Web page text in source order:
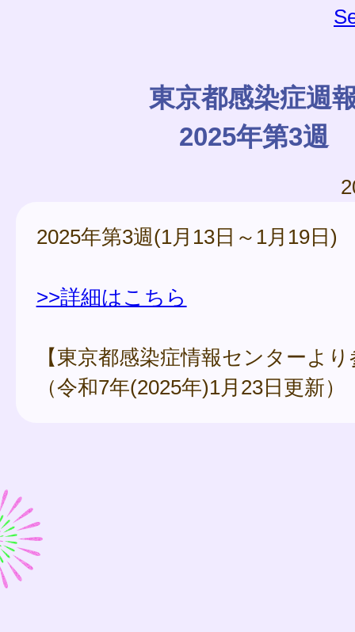
東京都感染症週
2025年第3週
2025年第3週(1月13日～1月19日)
>>詳細はこちら
【東京都感染症情報センターよ
（令和7年(2025年)1月23日更新）